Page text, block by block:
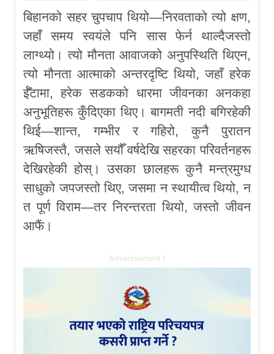
बिहानको सहर चुपचाप थियो—निरवताको त्यो क्षण,
जहाँ समय स्वयंले पनि सास फेर्न थाल्दैजस्तो
लाग्थ्यो। त्यो मौनता आवाजको अनुपस्थिति थिएन,
त्यो मौनता आत्माको अन्तरदृष्टि थियो, जहाँ हरेक
ईँटामा, हरेक सडकको धारमा जीवनका अनकहा
अनुभूतिहरू कुँदिएका थिए। बागमती नदी बगिरहेकी
थिई—शान्त, गम्भीर र गहिरो, कुनै पुरातन
ऋषिजस्तै, जसले सयौँ वर्षदेखि सहरका परिवर्तनहरू
देखिरहेकी होस्। उसका छालहरू कुनै मन्त्रमुग्ध
साधुको जपजस्तो थिए, जसमा न स्थायीत्व थियो, न
त पूर्ण विराम—तर निरन्तरता थियो, जस्तो जीवन
आफैं।
Advertisement 1